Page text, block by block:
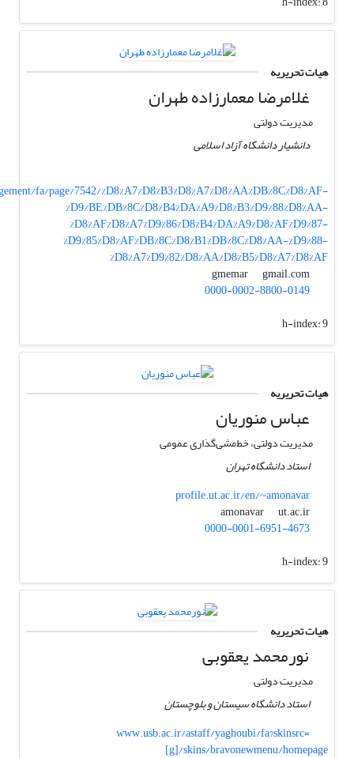
هیات تحریریه
غلامرضا معمارزاده طهران
مدیریت دولتی
دانشیار دانشگاه آزاد اسلامی
fa/page/7542/%D8%A7%D8%B3%D8%A7%D8%AA%DB%8C%D8%AF-
%D9%BE%DB%8C%D8%B4%DA%A9%D8%B3%D9%88%D8%AA-
%D8%AF%D8%A7%D9%86%D8%B4%DA%A9%D8%AF%D9%87-
%D9%85%D8%AF%DB%8C%D8%B1%DB%8C%D8%AA-%D9%88-
%D8%A7%D9%82%D8%AA%D8%B5%D8%A7%D8%AF
gmemar
gmail.com
0000-0002-8800-0149
h-index:9
هیات تحریریه
عباس منوریان
مدیریت دولتی، خط‌مشی‌گذاری عمومی
استاد دانشگاه تهران
profile.ut.ac.ir/en/~amonavar
amonavar
ut.ac.ir
0000-0001-6951-4673
h-index:9
هیات تحریریه
نورمحمد یعقوبی
مدیریت دولتی
استاد دانشگاه سیستان و بلوچستان
www.usb.ac.ir/astaff/yaghoubi/fa?skinsrc=
[g]/skins/bravonewmenu/homepage